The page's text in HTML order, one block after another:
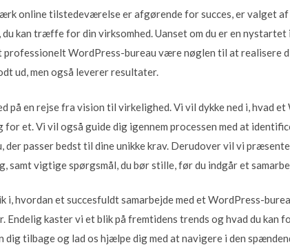
online tilstedeværelse er afgørende for succes, er valget
kan træffe for din virksomhed. Uanset om du er en
professionelt WordPress-bureau være nøglen til at realisere
ud, men også leverer resultater.
på en rejse fra vision til virkelighed. Vi vil dykke ned i, hvad
et. Vi vil også guide dig igennem processen med at
der passer bedst til dine unikke krav. Derudover vil vi
vigtige spørgsmål, du bør stille, før du indgår et
i, hvordan et succesfuldt samarbejde med et WordPress-
Endelig kaster vi et blik på fremtidens trends og hvad du kan
dig tilbage og lad os hjælpe dig med at navigere i den